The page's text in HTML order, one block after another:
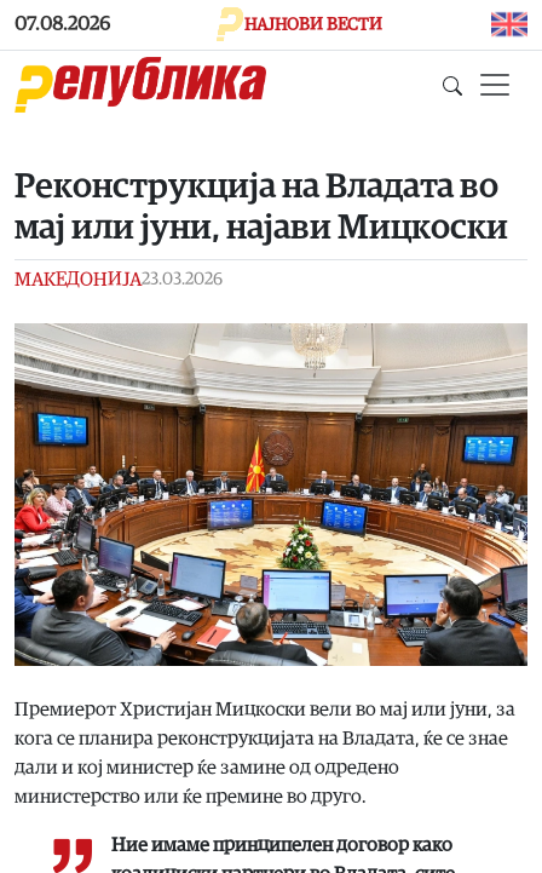
Skip to main content
07.08.2026 НАЈНОВИ ВЕСТИ
Реконструкција на Владата во
мај или јуни, најави Мицкоски
МАКЕДОНИЈА23.03.2026
Премиерот Христијан Мицкоски вели во мај или јуни, за
кога се планира реконструкцијата на Владата, ќе се знае
дали и кој министер ќе замине од одредено
министерство или ќе премине во друго.
Ние имаме принципелен договор како